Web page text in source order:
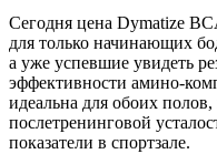
Сегодня цена Dymatize
для только начинающих
а уже успевшие увидеть
эффективности амино-
идеальна для обоих полов,
послетренинговой
показатели в спортзале.